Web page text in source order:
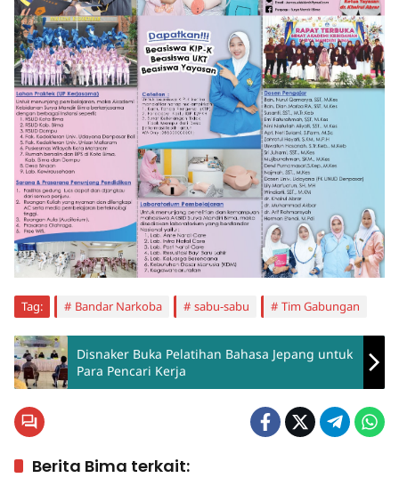
Tag: Bandar Narkoba sabu-sabu Tim Gabungan
Disnaker Buka Pelatihan Bahasa Jepang untuk
Para Pencari Kerja
Berita Bima terkait: